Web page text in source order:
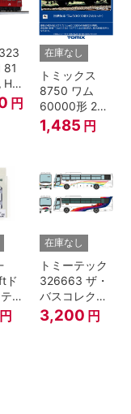
81
HO
円
在庫なし
トミックス
8750 ワム
60000形 2両
セット Nゲー
ジ
1,485 円
ド
ナ
円
在庫なし
トミーテック
326663 ザ・
バスコレクシ
ョン 西日本鉄
道・九州産交
3,200 円